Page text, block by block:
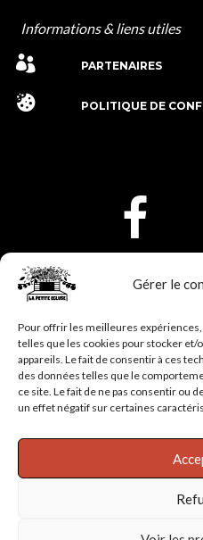
Gérer le
Pour offrir les meilleures
telles que les cookies pour stocker et/
appareils. Le fait de consentir à ces
des données telles que le
ce site. Le fait de ne pas consentir ou
un effet négatif sur certaines
Informations & liens utiles
PARTENAIRES
POLITIQUE DE
© La Petite Écluse - Label